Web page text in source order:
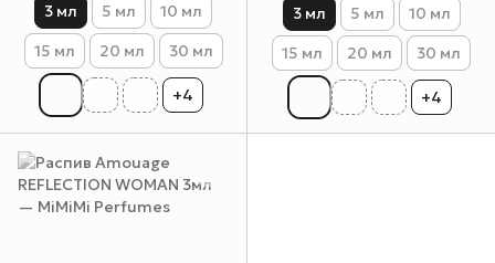
3 мл 5 мл
10 мл
15 мл
20 мл 30 мл
+4
3 мл 5 мл
10 мл
15 мл
20 мл 30 мл
+4